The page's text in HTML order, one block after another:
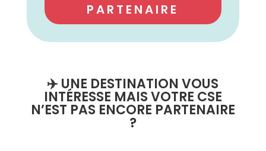
personnalisé
PARTENAIRE
✈️ UNE DESTINATION VOUS
INTÉRESSE MAIS VOTRE CSE
N’EST PAS ENCORE PARTENAIRE
?